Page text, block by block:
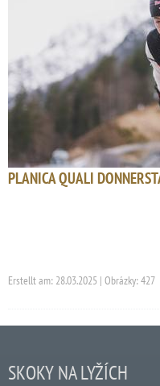
PLANICA QUALI
Erstellt am: 28.03.2025 | Obrázky: 427
SKOKY NA LYŽÍCH